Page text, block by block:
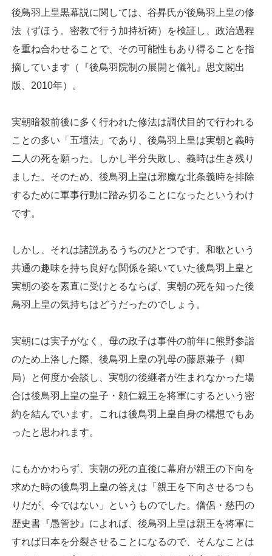
後鳥羽上皇黒幕説に関しては、谷昇氏が後鳥羽上皇の修
法（ずほう。密教で行う加持祈祷）を検証し、政治過程
を重ね合わせることで、その可能性もあり得ることを指
摘しています（『後鳥羽院制の展開と儀礼』思文閣出
版、2010年）。
実朝暗殺前後に多く行われた修法は調伏目的で行われる
ことの多い「五壇法」であり、後鳥羽上皇は実朝と義時
二人の死を願った。しかし半分失敗し、義時は生き残り
ました。そのため、後鳥羽上皇は邪魔な北条義時を排除
するために軍事行動に踏み切ることになったというわけ
です。
しかし、それは諸説あるうちのひとつです。和歌という
共通の趣味を持ち良好な関係を築いていた後鳥羽上皇と
実朝の姿を素直に受けとるならば、実朝の死を知った後
鳥羽上皇の気持ちはどうだったのでしょう。
実朝には実子がなく、母の政子は事件の前年に熊野参詣
のため上洛した際、後鳥羽上皇の乳母の藤原兼子（卿
局）と何度か会談し、実朝の後継者が生まれなかった場
合は後鳥羽上皇の皇子・頼仁親王を将軍にするという密
約を結んでいます。これは後鳥羽上皇自身の構想でもあ
ったと思われます。
にもかかわらず、実朝の死の直後に幕府が親王の下向を
求めた時の後鳥羽上皇の答えは「親王を下向させるつも
りだが、今ではない」というものでした。僧侶・慈円の
歴史書『愚管抄』によれば、後鳥羽上皇は親王を将軍に
すれば日本を分裂させることになるので、そんなことは